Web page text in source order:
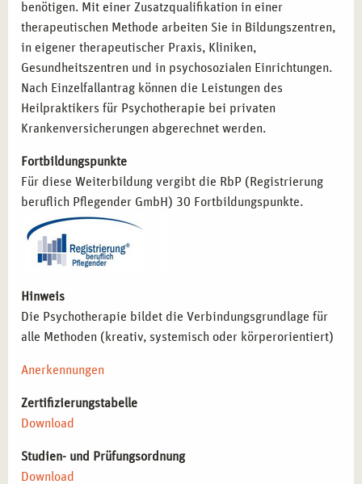
STARTEN SIE MIT CAMPUS NATURALIS IN
MÜNCHEN DURCH
Entscheiden Sie sich für die Ausbildung zum Heilpraktiker
für Psychotherapie bei campus naturalis in München und
profitieren Sie von unserer langjährigen Erfahrung im
Bereich der Gesundheitsbildung. Unsere erfahrenen
bayerischen Landeshauptstadt schaffen optimale
Bedingungen für Ihren Erfolg. Lassen Sie uns gemeinsam
Ihre beruflichen Ziele verwirklichen und neue
Perspektiven schaffen!
benötigen. Mit einer Zusatzqualifikation in einer
therapeutischen Methode arbeiten Sie in Bildungszentren,
in eigener therapeutischer Praxis, Kliniken,
Gesundheitszentren und in psychosozialen Einrichtungen.
Nach Einzelfallantrag können die Leistungen des
Heilpraktikers für Psychotherapie bei privaten
Krankenversicherungen abgerechnet werden.
Fortbildungspunkte
Für diese Weiterbildung vergibt die RbP (Registrierung
beruflich Pflegender GmbH) 30 Fortbildungspunkte.
Hinweis
Die Psychotherapie bildet die Verbindungsgrundlage für
alle Methoden (kreativ, systemisch oder körperorientiert)
Anerkennungen
Zertifizierungstabelle
Download
Studien- und Prüfungsordnung
Download